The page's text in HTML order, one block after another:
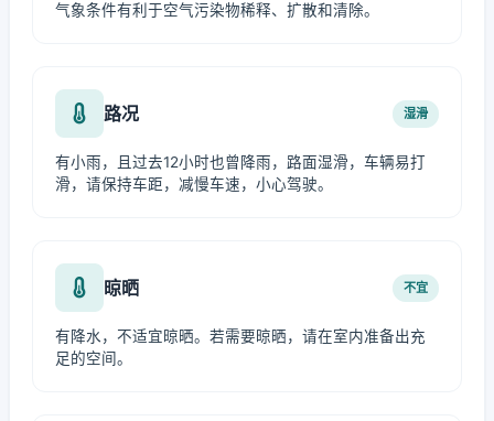
气象条件有利于空气污染物稀释、扩散和清除。
路况 湿滑
有小雨，且过去12小时也曾降雨，路面湿滑，车辆易打
滑，请保持车距，减慢车速，小心驾驶。
晾晒 不宜
有降水，不适宜晾晒。若需要晾晒，请在室内准备出充
足的空间。